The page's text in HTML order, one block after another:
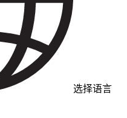
选择语言